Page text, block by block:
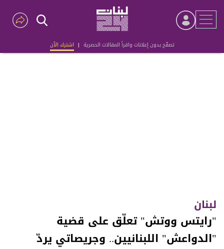
تصفّح بدون إعلانات واقرأ المقالات الحصرية | اشترك الآن
Advertisement
لبنان
"رايتس ووتش" تعلّق على قضية
"الدواعش" اللبنانيين.. وجريصاتي يردّ